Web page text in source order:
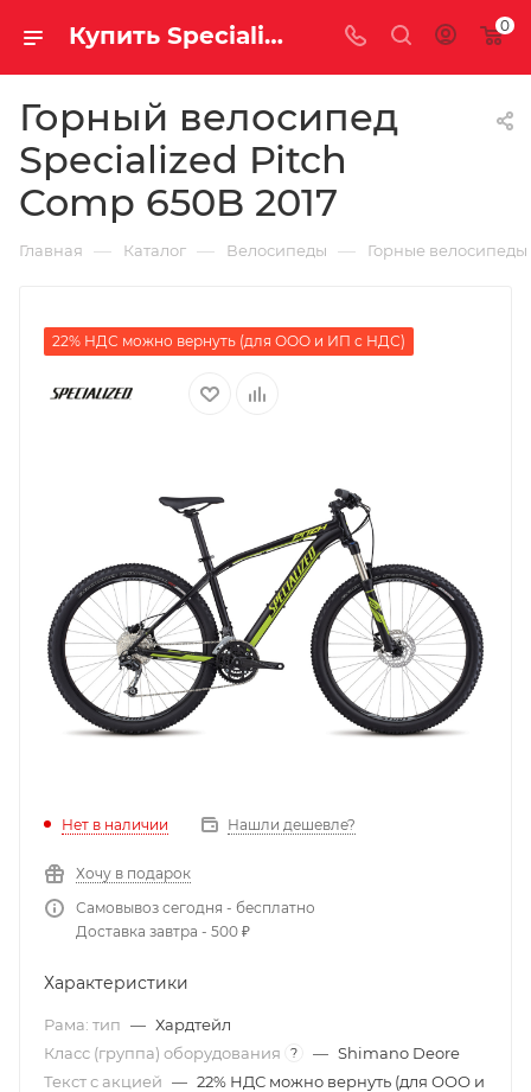
Купить Specialized Pitch Comp 650B 2017 за рублей, а со скидкой 0
Горный велосипед
Specialized Pitch
Comp 650B 2017
Главная — Каталог — Велосипеды — Горные велосипеды
22% НДС можно вернуть (для ООО и ИП с НДС)
Нет в наличии Нашли дешевле?
Хочу в подарок
Самовывоз сегодня - бесплатно
Доставка завтра - 500 ₽
Характеристики
Рама: тип — Хардтейл
Класс (группа) оборудования
? — Shimano Deore
Текст с акцией — 22% НДС можно вернуть (для ООО и